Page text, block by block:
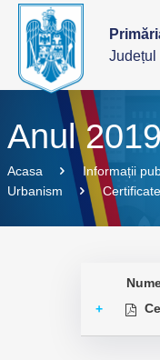
Județul
Anul 2019
Acasa Informații
Urbanism
+